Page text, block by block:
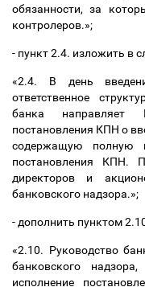
обязанности, за
контролеров.»;
- пункт 2.4. изложить в
«2.4. В день
ответственное
банка
постановления КПН о
содержащую полную
постановления КПН.
директоров и
банковского надзора.»;
- дополнить пунктом
«2.10. Руководство
банковского
исполнение